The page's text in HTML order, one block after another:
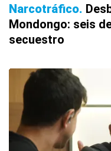
Narcotráfico
Mondongo: seis
secuestro